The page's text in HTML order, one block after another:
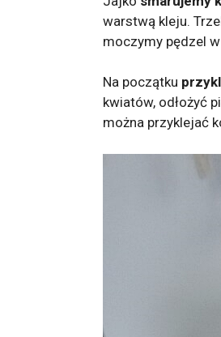
warstwą kleju.
moczymy pędzel
Na początku
kwiatów, odłożyć
można przyklejać